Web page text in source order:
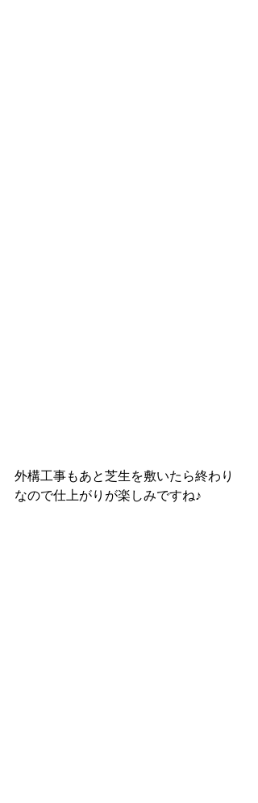
外構工事もあと芝生を敷いたら終わり
なので仕上がりが楽しみですね♪